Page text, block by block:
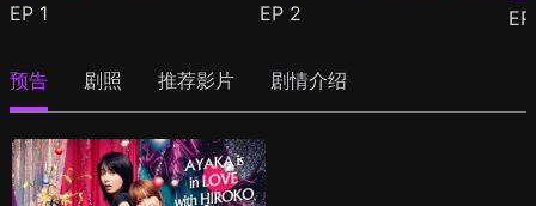
EP 1 EP 2
预告 剧照 推荐影片 剧情介绍